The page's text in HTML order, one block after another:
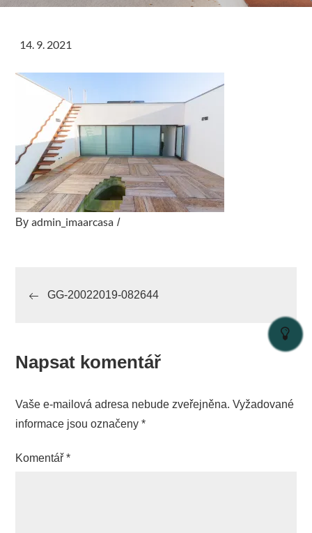
Byadmin_imaarcasa
Navigace
příspěvek
GG-20022019-082644
Napsat komentář
Vaše e-mailová adresa nebude zveřejněna. Vyžadované
informace jsou označeny*
Komentář*